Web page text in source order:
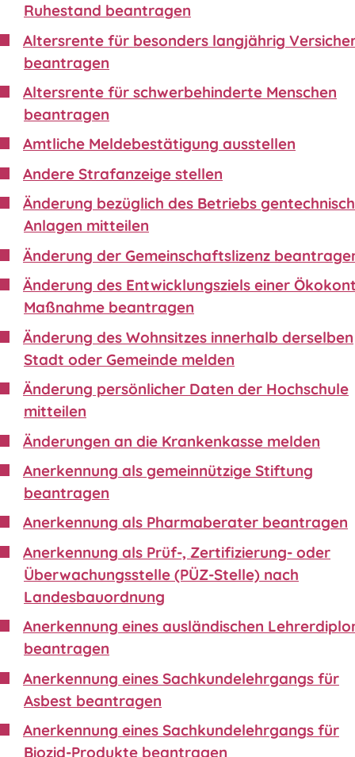
Ruhestand beantragen
Altersrente für besonders langjährig
beantragen
Altersrente für schwerbehinderte Menschen
beantragen
Amtliche Meldebestätigung ausstellen
Andere Strafanzeige stellen
Änderung bezüglich des Betriebs
Anlagen mitteilen
Änderung der Gemeinschaftslizenz
Änderung des Entwicklungsziels einer
Maßnahme beantragen
Änderung des Wohnsitzes innerhalb derselben
Stadt oder Gemeinde melden
Änderung persönlicher Daten der Hochschule
mitteilen
Änderungen an die Krankenkasse melden
Anerkennung als gemeinnützige Stiftung
beantragen
Anerkennung als Pharmaberater beantragen
Anerkennung als Prüf-, Zertifizierung- oder
Überwachungsstelle (PÜZ-Stelle) nach
Landesbauordnung
Anerkennung eines ausländischen
beantragen
Anerkennung eines Sachkundelehrgangs für
Asbest beantragen
Anerkennung eines Sachkundelehrgangs für
Biozid-Produkte beantragen